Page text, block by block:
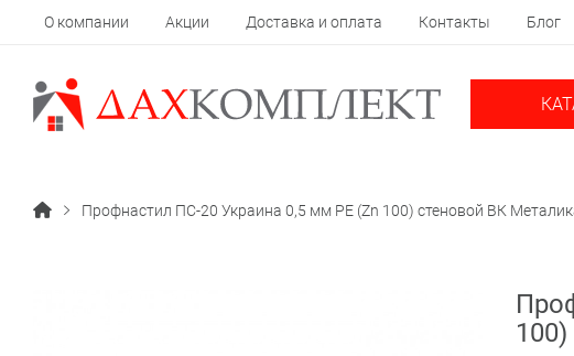
О компании Акции Доставка и оплата Контакты Блог
Профнастил ПС-20 Украина 0,5 мм РЕ (Zn 100) стеновой ВК